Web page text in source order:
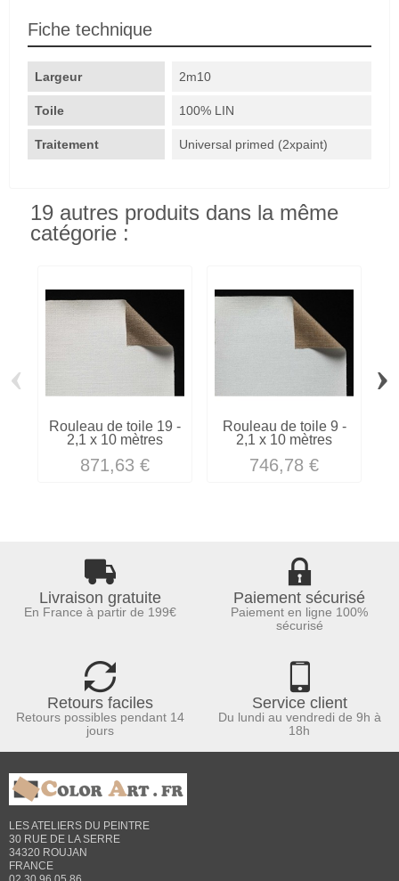
Fiche technique
Largeur 2m10
Toile 100% LIN
Traitement Universal primed (2xpaint)
19 autres produits dans la même
catégorie :
Rouleau de toile 19 -
2,1 x 10 mètres
871,63 €
Rouleau de toile 9 -
2,1 x 10 mètres
746,78 €
‹ ›
Livraison gratuite
En France à partir de 199€
Paiement sécurisé
Paiement en ligne 100%
sécurisé
Retours faciles
Retours possibles pendant 14
jours
Service client
Du lundi au vendredi de 9h à
18h
LES ATELIERS DU PEINTRE
30 RUE DE LA SERRE
34320 ROUJAN
FRANCE